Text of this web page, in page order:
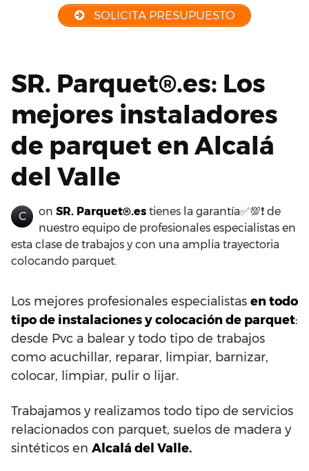
SOLICITA PRESUPUESTO
SR. Parquet®.es: Los
mejores instaladores
de parquet en Alcalá
del Valle
C on SR. Parquet®.es tienes la garantía✅💯❗ de
nuestro equipo de profesionales especialistas en
esta clase de trabajos y con una amplia trayectoria
colocando parquet.
Los mejores profesionales especialistas en todo
tipo de instalaciones y colocación de parquet:
desde Pvc a balear y todo tipo de trabajos
como acuchillar, reparar, limpiar, barnizar,
colocar, limpiar, pulir o lijar.
Trabajamos y realizamos todo tipo de servicios
relacionados con parquet, suelos de madera y
sintéticos en Alcalá del Valle.